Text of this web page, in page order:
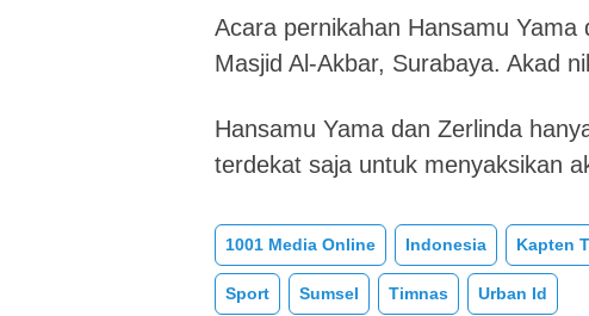
Acara pernikahan Hansamu
Masjid Al-Akbar, Surabaya. Akad
Hansamu Yama dan Zerlinda
terdekat saja untuk menyaksikan
1001 Media Online Indonesia Kapten
Sport Sumsel Timnas Urban Id